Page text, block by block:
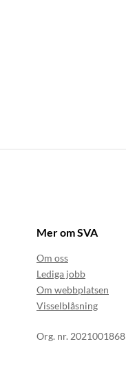
Mer om SVA
Om oss
Lediga jobb
Om webbplatsen
Visselblåsning
Org. nr. 2021001868